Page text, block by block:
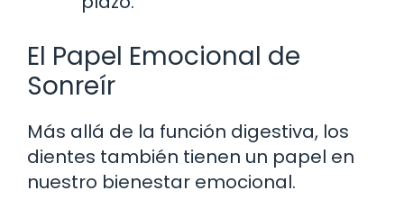
El Papel Emocional de
Sonreír
Más allá de la función digestiva, los
dientes también tienen un papel en
nuestro bienestar emocional.